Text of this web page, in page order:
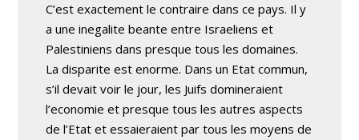
C’est exactement le contraire dans ce pays. Il y
a une inegalite beante entre Israeliens et
Palestiniens dans presque tous les domaines.
La disparite est enorme. Dans un Etat commun,
s’il devait voir le jour, les Juifs domineraient
l’economie et presque tous les autres aspects
de l’Etat et essaieraient par tous les moyens de